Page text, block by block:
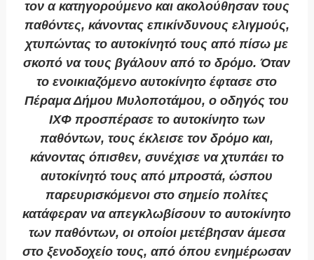
τον α κατηγορούμενο και ακολούθησαν τους
παθόντες, κάνοντας επικίνδυνους ελιγμούς,
χτυπώντας το αυτοκίνητό τους από πίσω με
σκοπό να τους βγάλουν από το δρόμο. Όταν
το ενοικιαζόμενο αυτοκίνητο έφτασε στο
Πέραμα Δήμου Μυλοποτάμου, ο οδηγός του
ΙΧΦ προσπέρασε το αυτοκίνητο των
παθόντων, τους έκλεισε τον δρόμο και,
κάνοντας όπισθεν, συνέχισε να χτυπάει το
αυτοκίνητό τους από μπροστά, ώσπου
παρευρισκόμενοι στο σημείο πολίτες
κατάφεραν να απεγκλωβίσουν το αυτοκίνητο
των παθόντων, οι οποίοι μετέβησαν άμεσα
στο ξενοδοχείο τους, από όπου ενημέρωσαν